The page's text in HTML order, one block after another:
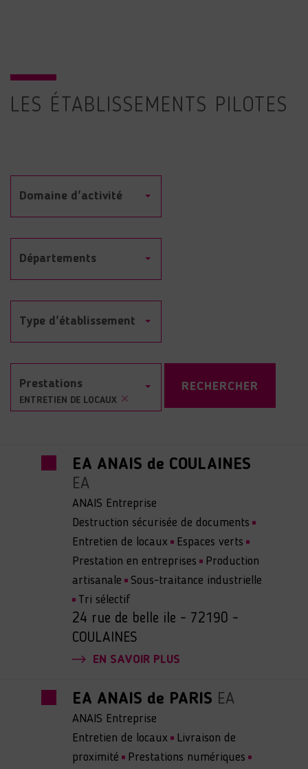
LES ÉTABLISSEMENTS PILOTES
ENTRETIEN DE LOCAUX ×
RECHERCHER
EA ANAIS de COULAINES
EA
ANAIS Entreprise
Destruction sécurisée de documents
Entretien de locaux
Espaces verts
Prestation en entreprises
Production
artisanale
Sous-traitance industrielle
Tri sélectif
24 rue de belle ile - 72190 -
COULAINES
EN SAVOIR PLUS
EA ANAIS de PARIS EA
ANAIS Entreprise
Entretien de locaux
Livraison de
proximité
Prestations numériques